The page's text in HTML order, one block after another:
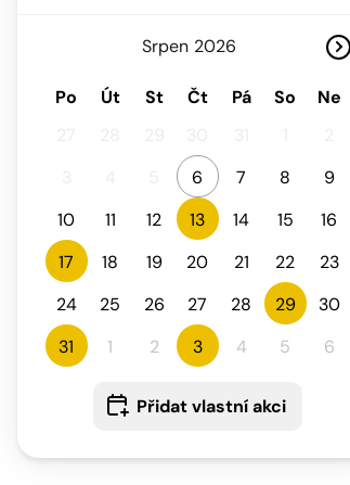
Srpen
Po Út St Čt Pá So
Ne
6 7 8
9
10
11 12 13 14 15
16
17
18 19 20 21 22
23
24
25 26 27 28 29
30
31
1 2 3 4 5 6
Přidat vlastní akci